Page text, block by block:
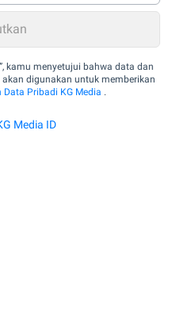
kamu menyetujui bahwa data dan
digunakan untuk memberikan
Data Pribadi KG Media .
Media ID